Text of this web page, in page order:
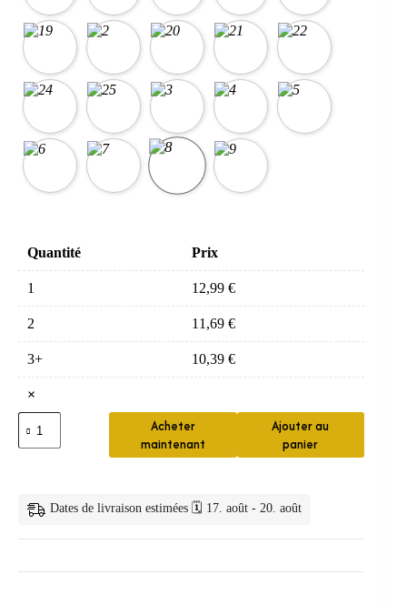
Quantité Prix
1 12,99 €
2 11,69 €
3+ 10,39 €
×
quantité
de
Chouchous
Acheter
maintenant
Ajouter au
panier
Dates de livraison estimées 🗓️ 17. août - 20. août